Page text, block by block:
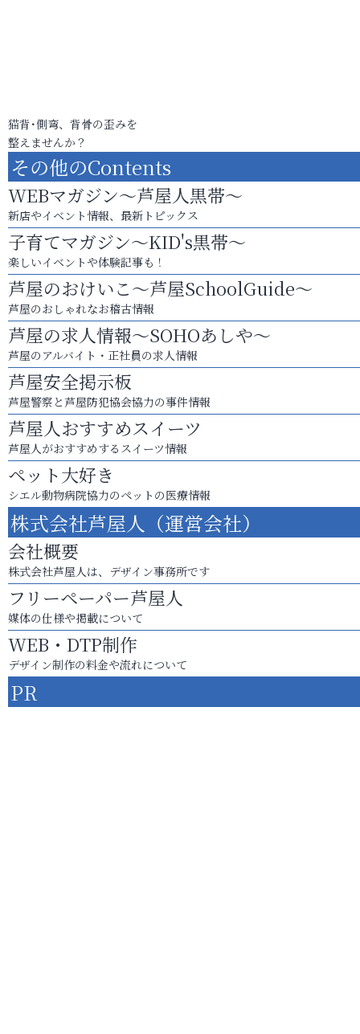
猫背･側弯、背骨の歪みを
整えませんか？
その他のContents
WEBマガジン～芦屋人黒帯～
新店やイベント情報、最新トピックス
子育てマガジン～KID's黒帯～
楽しいイベントや体験記事も！
芦屋のおけいこ～芦屋SchoolGuide～
芦屋のおしゃれなお稽古情報
芦屋の求人情報～SOHOあしや～
芦屋のアルバイト・正社員の求人情報
芦屋安全掲示板
芦屋警察と芦屋防犯協会協力の事件情報
芦屋人おすすめスイーツ
芦屋人がおすすめするスイーツ情報
ペット大好き
シエル動物病院協力のペットの医療情報
株式会社芦屋人（運営会社）
会社概要
株式会社芦屋人は、デザイン事務所です
フリーペーパー芦屋人
媒体の仕様や掲載について
WEB・DTP制作
デザイン制作の料金や流れについて
PR